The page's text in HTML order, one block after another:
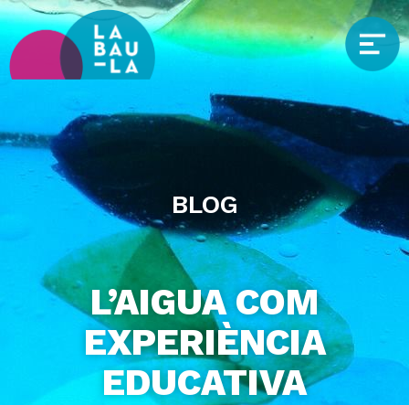
BLOG
L’AIGUA COM
EXPERIÈNCIA
EDUCATIVA